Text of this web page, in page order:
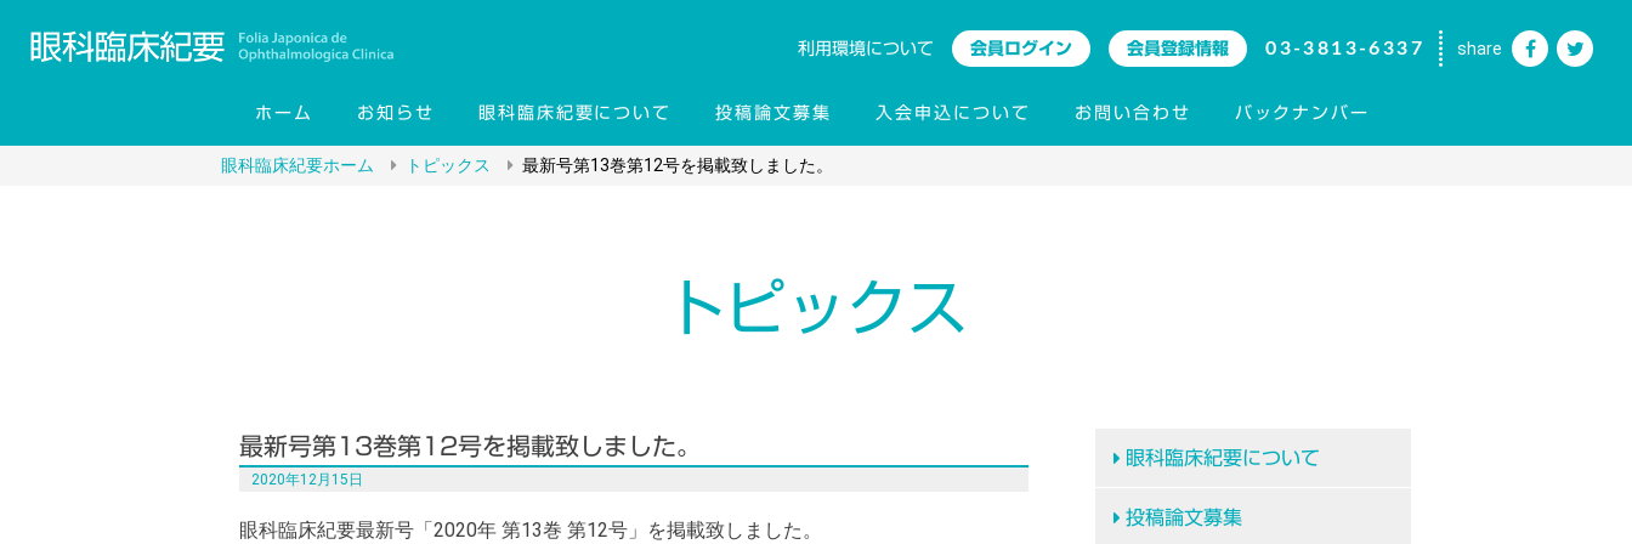
利用環境について 会員ログイン 会員登録情報 03-3813-6337 share
ホーム お知らせ 眼科臨床紀要について 投稿論文募集 入会申込について お問い合わせ バックナンバー
眼科臨床紀要ホーム トピックス 最新号第13巻第12号を掲載致しました。
トピックス
最新号第13巻第12号を掲載致しました。
2020年12月15日
眼科臨床紀要最新号「2020年 第13巻 第12号」を掲載致しました。
眼科臨床紀要について
投稿論文募集